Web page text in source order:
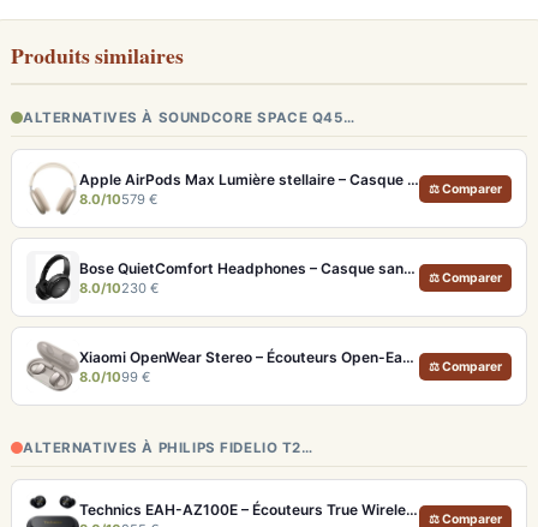
Produits similaires
ALTERNATIVES À SOUNDCORE SPACE Q45…
Apple AirPods Max Lumière stellaire – Casque Hi-Fi ANC pro et audio spatial immersif
8.0/10579 €
⚖ Comparer
Bose QuietComfort Headphones – Casque sans fil à réduction de bruit légendaire
8.0/10230 €
⚖ Comparer
Xiaomi OpenWear Stereo – Écouteurs Open-Ear Hi-Res avec réduction de fuite sonore
8.0/1099 €
⚖ Comparer
ALTERNATIVES À PHILIPS FIDELIO T2…
Technics EAH-AZ100E – Écouteurs True Wireless Hi-Res avec ANC adaptative et Dolby Atmos
⚖ Comparer